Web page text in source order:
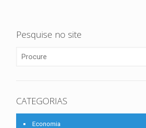
Pesquise no site
CATEGORIAS
Economia